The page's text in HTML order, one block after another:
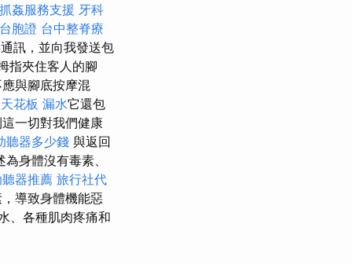
姦服務支援 牙科
胞證 台中整脊療
訊，並向我發送包
指夾住客人的腳
與腳底按摩混
天花板 漏水它還包
一切對我們健康
聽器多少錢 與返回
身體沒有毒素、
器推薦 旅行社代
導致身體機能惡
、各種肌肉疼痛和